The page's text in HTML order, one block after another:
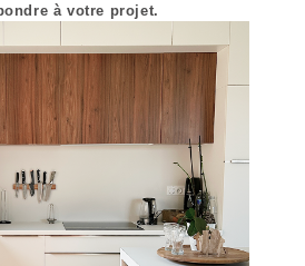
à votre projet.